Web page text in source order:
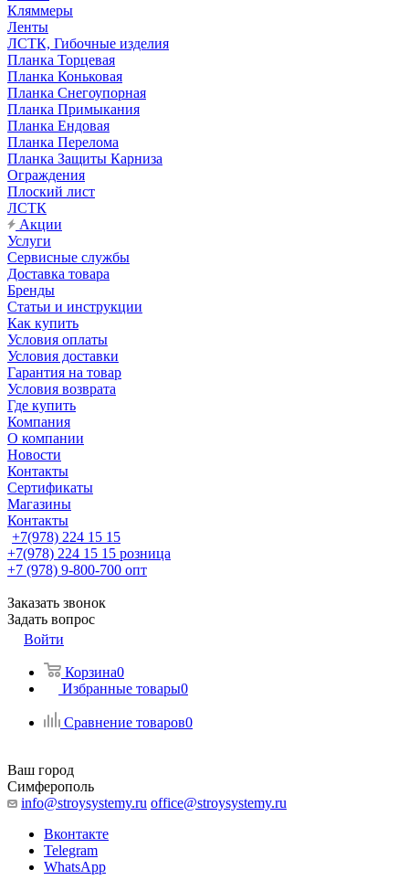
Кляммеры
Ленты
ЛСТК, Гибочные изделия
Планка Торцевая
Планка Коньковая
Планка Снегоупорная
Планка Примыкания
Планка Ендовая
Планка Перелома
Планка Защиты Карниза
Ограждения
Плоский лист
ЛСТК
Акции
Услуги
Сервисные службы
Доставка товара
Бренды
Статьи и инструкции
Как купить
Условия оплаты
Условия доставки
Гарантия на товар
Условия возврата
Где купить
Компания
О компании
Новости
Контакты
Сертификаты
Магазины
Контакты
+7(978) 224 15 15
+7(978) 224 15 15 розница
+7 (978) 9-800-700 опт
Заказать звонок
Задать вопрос
Войти
Корзина0
Избранные товары0
Сравнение товаров0
Ваш город
Симферополь
info@stroysystemy.ru office@stroysystemy.ru
Вконтакте
Telegram
WhatsApp